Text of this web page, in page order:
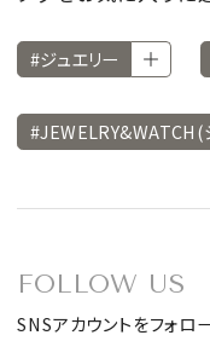
#ジュエリー
#JEWELRY&WATCH(
FOLLOW US
SNSアカウントをフォロ